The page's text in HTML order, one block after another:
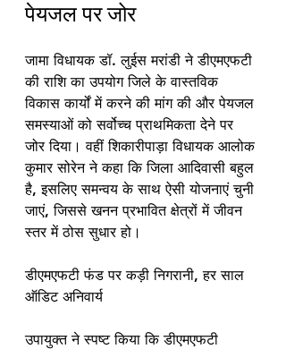
पेयजल पर जोर
जामा विधायक डॉ. लुईस मरांडी ने डीएमएफटी
की राशि का उपयोग जिले के वास्तविक
विकास कार्यों में करने की मांग की और पेयजल
समस्याओं को सर्वोच्च प्राथमिकता देने पर
जोर दिया। वहीं शिकारीपाड़ा विधायक आलोक
कुमार सोरेन ने कहा कि जिला आदिवासी बहुल
है, इसलिए समन्वय के साथ ऐसी योजनाएं चुनी
जाएं, जिससे खनन प्रभावित क्षेत्रों में जीवन
स्तर में ठोस सुधार हो।
डीएमएफटी फंड पर कड़ी निगरानी, हर साल
ऑडिट अनिवार्य
उपायुक्त ने स्पष्ट किया कि डीएमएफटी